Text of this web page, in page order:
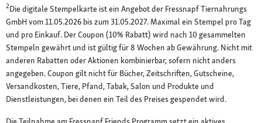
2Die digitale Stempelkarte ist ein Angebot der Fressnapf Tiernahrungs
GmbH vom 11.05.2026 bis zum 31.05.2027. Maximal ein Stempel pro Tag
und pro Einkauf. Der Coupon (10% Rabatt) wird nach 10 gesammelten
Stempeln gewährt und ist gültig für 8 Wochen ab Gewährung. Nicht mit
anderen Rabatten oder Aktionen kombinierbar, sofern nicht anders
angegeben. Coupon gilt nicht für Bücher, Zeitschriften, Gutscheine,
Versandkosten, Tiere, Pfand, Tabak, Salon und Produkte und
Dienstleistungen, bei denen ein Teil des Preises gespendet wird.